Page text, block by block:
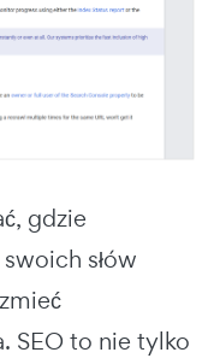
gdzie
słów
SEO to nie tylko